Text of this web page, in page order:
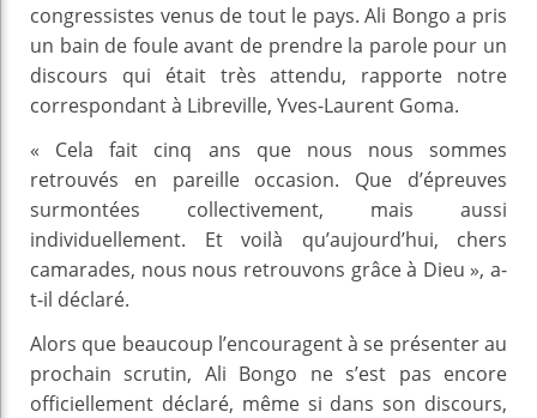
congressistes venus de tout le pays. Ali Bongo a pris
un bain de foule avant de prendre la parole pour un
discours qui était très attendu, rapporte notre
correspondant à Libreville, Yves-Laurent Goma.
« Cela fait cinq ans que nous nous sommes
retrouvés en pareille occasion. Que d’épreuves
surmontées collectivement, mais aussi
individuellement. Et voilà qu’aujourd’hui, chers
camarades, nous nous retrouvons grâce à Dieu », a-
t-il déclaré.
Alors que beaucoup l’encouragent à se présenter au
prochain scrutin, Ali Bongo ne s’est pas encore
officiellement déclaré, même si dans son discours,